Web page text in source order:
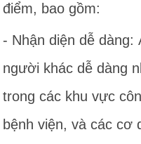
điểm, bao gồm:
- Nhận diện dễ dàng:
người khác dễ dàng
trong các khu vực
bệnh viện, và các cơ